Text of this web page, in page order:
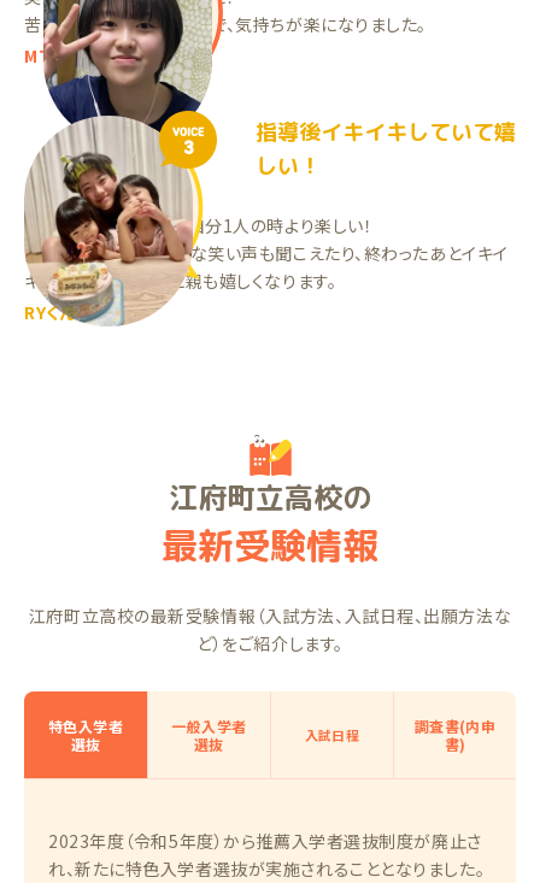
苦手教科が一つ減った事で、気持ちが楽になりました。
MTちゃん（中3）
VOICE
3
指導後イキイキしていて嬉
しい！
先生と勉強をしてると自分1人の時より楽しい！
指導中たまに楽しそうな笑い声も聞こえたり、終わったあとイキイ
キしているのを見ると親も嬉しくなります。
RYくん（中3）
江府町立高校の
最新受験情報
江府町立高校の最新受験情報（入試方法、入試日程、出願方法な
ど）をご紹介します。
特色入学者
選抜
一般入学者
選抜
入試日程
調査書(内申
書)
2023年度（令和5年度）から推薦入学者選抜制度が廃止さ
れ、新たに特色入学者選抜が実施されることとなりました。